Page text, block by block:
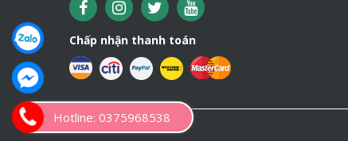
Chấp nhận thanh toán
Hotline: 0375968538